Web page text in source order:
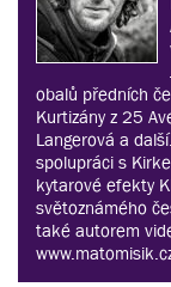
obalů předních
Kurtizány z 25
Langerová a
spolupráci s
kytarové efekty
světoznámého
také autorem